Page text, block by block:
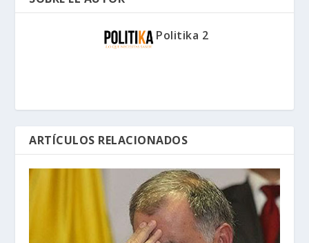
Politika 2
ARTÍCULOS RELACIONADOS